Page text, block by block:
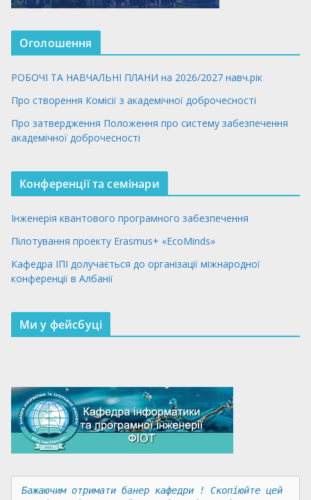
Оголошення
РОБОЧІ ТА НАВЧАЛЬНІ ПЛАНИ на 2026/2027 навч.рік
Про створення Комісії з академічної доброчесності
Про затвердження Положення про систему забезпечення
академічної доброчесності
Конференції та семінари
Інженерія квантового програмного забезпечення
Пілотування проекту Erasmus+ «EcoMinds»
Кафедра ІПІ долучається до організації міжнародної
конференції в Албанії
Ми у фейсбуці
Бажаючим отримати банер кафедри ! Скопіюйте цей